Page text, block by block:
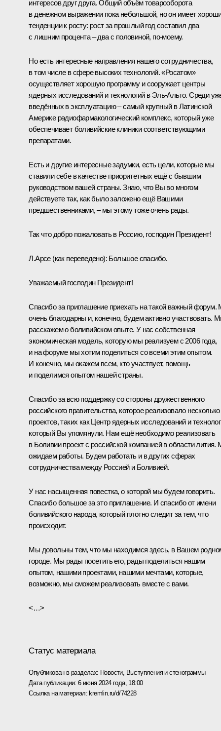
интересов друг друга. Общий объём товарооборота
в денежном выражении пока небольшой, но он имеет
тенденции к росту: рост за прошлый год составил два
с лишним процента – два с половиной, по-моему.
Но есть интересные направления нашего сотрудничества,
в том числе в сфере высоких технологий. «Росатом»
осуществляет хорошую программу и сооружает центры
ядерных исследований и технологий в Эль-Альто. Среди
введённых в эксплуатацию – самый крупный в Латинской
Америке радиофармакологический комплекс, который уже
обеспечивает боливийские клиники соответствующими
препаратами.
Есть и другие интересные задумки, есть цели, которые мы
ставили себе в качестве приоритетных ещё с бывшим
руководством вашей страны. Знаю, что Вы во многом
действуете так, как было заложено ещё Вашими
предшественниками, – мы этому тоже очень рады.
Так что добро пожаловать в Россию, господин Президент!
Л.Арсе (как переведено): Большое спасибо.
Уважаемый господин Президент!
Спасибо за приглашение приехать на такой важный
очень благодарны и, конечно, будем активно участвовать.
расскажем о боливийском опыте. У нас собственная
экономическая модель, которую мы реализуем с 2006 года,
и на форуме мы хотим поделиться со всеми этим опытом.
И конечно, мы окажем всем, кто участвует, помощь
и поделимся опытом нашей страны.
Спасибо за всю поддержку со стороны дружественного
российского правительства, которое реализовало несколько
проектов, таких как Центр ядерных исследований и
который Вы упомянули. Нам ещё необходимо реализовать
в Боливии проект с российской компанией в области
ожидаем работы. Будем работать и в других сферах
сотрудничества между Россией и Боливией.
У нас насыщенная повестка, о которой мы будем говорить.
Спасибо большое за это приглашение. И спасибо от имени
боливийского народа, который плотно следит за тем, что
происходит.
Мы довольны тем, что мы находимся здесь, в Вашем
городе. Мы рады посетить его, рады поделиться нашим
опытом, нашими проектами, нашими мечтами, которые,
возможно, мы сможем реализовать вместе с вами.
<…>
Статус материала
Опубликован в разделах: Новости, Выступления и стенограммы
Дата публикации:6 июня 2024 года, 18:00
Ссылка на материал: kremlin.ru/d/74228